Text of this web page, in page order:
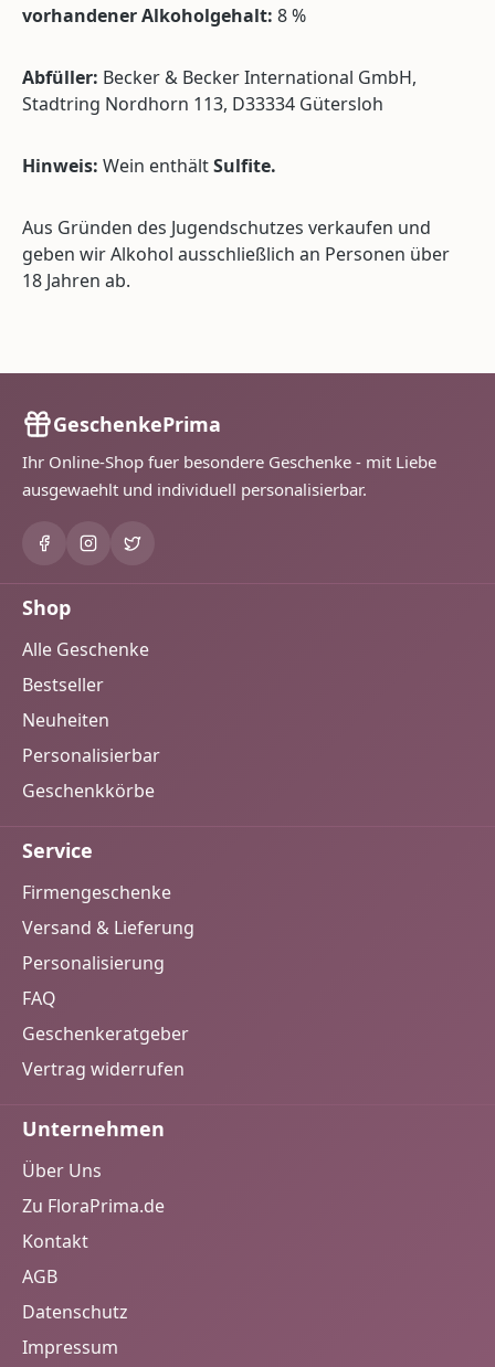
vorhandener Alkoholgehalt: 8 %
Abfüller: Becker & Becker International GmbH,
Stadtring Nordhorn 113, D33334 Gütersloh
Hinweis: Wein enthältSulfite.
Aus Gründen des Jugendschutzes verkaufen und
geben wir Alkohol ausschließlich an Personen über
18 Jahren ab.
GeschenkePrima
Ihr Online-Shop fuer besondere Geschenke - mit Liebe
ausgewaehlt und individuell personalisierbar.
Shop
Alle Geschenke
Bestseller
Neuheiten
Personalisierbar
Geschenkkörbe
Service
Firmengeschenke
Versand & Lieferung
Personalisierung
FAQ
Geschenkeratgeber
Vertrag widerrufen
Unternehmen
Über Uns
Zu FloraPrima.de
Kontakt
AGB
Datenschutz
Impressum